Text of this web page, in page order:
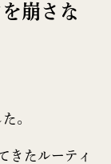
崩さな
。
きたルーティ